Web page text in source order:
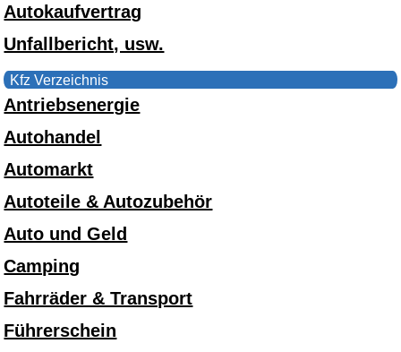
Autokaufvertrag
Unfallbericht, usw.
Kfz Verzeichnis
Antriebsenergie
Autohandel
Automarkt
Autoteile & Autozubehör
Auto und Geld
Camping
Fahrräder & Transport
Führerschein